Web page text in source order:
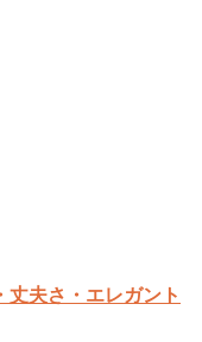
丈夫さ・エレガント